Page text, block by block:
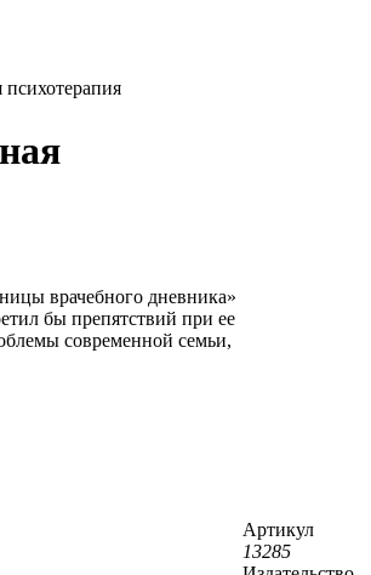
врачебного дневника»
бы препятствий при ее
современной семьи,
Артикул
13285